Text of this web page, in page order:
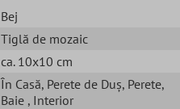
Bej
Tiglă de mozaic
ca. 10x10 cm
În Casă, Perete de Duș, Perete,
Baie , Interior